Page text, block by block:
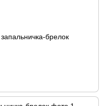
брелок